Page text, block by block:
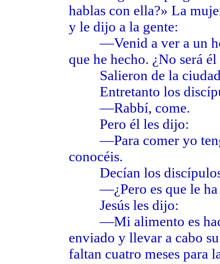
hablas con ella?» La
y le dijo a la gente:
—Venid a ver a un
que he hecho. ¿No será
Salieron de la ciudad
Entretanto los
—Rabbí, come.
Pero él les dijo:
—Para comer yo
conocéis.
Decían los discípulos
—¿Pero es que le ha
Jesús les dijo:
—Mi alimento es
enviado y llevar a cabo
faltan cuatro meses para